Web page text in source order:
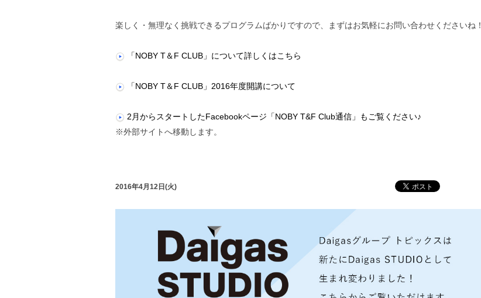
楽しく・無理なく挑戦できるプログラムばかりですので、まずはお気軽にお問い合わせくださいね！
「NOBY T＆F CLUB」について詳しくはこちら
「NOBY T＆F CLUB」2016年度開講について
2月からスタートしたFacebookページ「NOBY T&F Club通信」もご覧ください♪
※外部サイトへ移動します。
2016年4月12日(火)